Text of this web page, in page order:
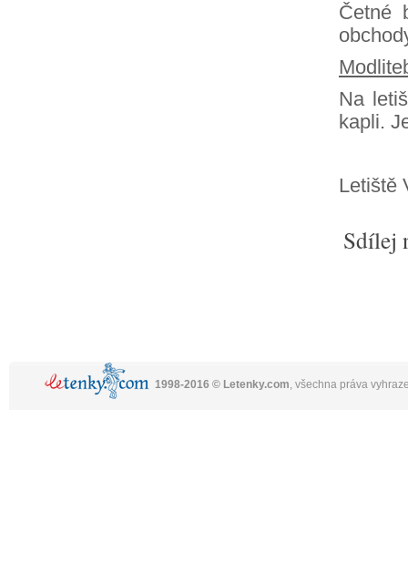
Četné
Na
kapli.
Letiště
Sdílej
1998-2016 © Letenky.com, všechna práva